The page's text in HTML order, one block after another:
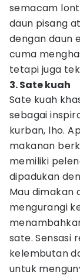
semacam
daun pisang
dengan daun
cuma
tetapi juga
3. Sate kuah
Sate kuah
sebagai
kurban, lho.
makanan
memiliki
dipadukan
Mau dimakan
mengurangi
sate. Sensasi
kelembutan
untuk